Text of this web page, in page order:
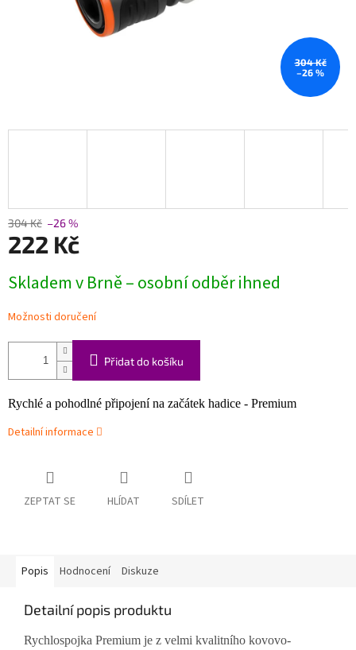
304 Kč
–26 %
304 Kč –26 %
222 Kč
cena:
Skladem v Brně – osobní odběr ihned
Možnosti doručení
Přidat do košíku
Rychlé a pohodlné připojení na začátek hadice - Premium
Detailní informace
ZEPTAT SE HLÍDAT SDÍLET
Popis Hodnocení Diskuze
Detailní popis produktu
Rychlospojka Premium je z velmi kvalitního kovovo-